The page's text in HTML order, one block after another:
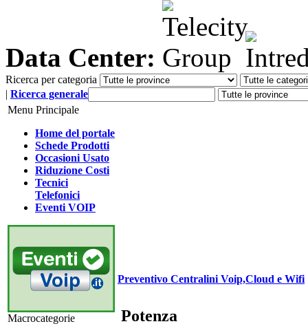
Data Center:
Ricerca per categoria
| Ricerca generale
Menu Principale
Home del portale
Schede Prodotti
Occasioni Usato
Riduzione Costi
Tecnici
Telefonici
Eventi VOIP
Macrocategorie
Preventivo Centralini Voip,Cloud e Wifi
Potenza